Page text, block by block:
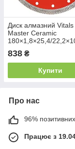
Диск алмазний Vitals
Master Ceramic
180×1,8×25,4/
838 ₴
Купити
Про нас
96% позитивних
Працює з